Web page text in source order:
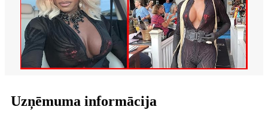
Uzņēmuma informācija